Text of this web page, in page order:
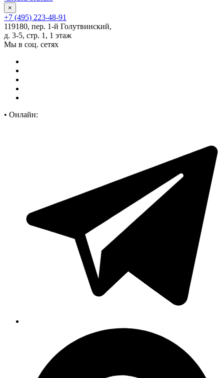
×
+7 (495) 223-48-91
119180, пер. 1-й Голутвинский,
д. 3-5, стр. 1, 1 этаж
Мы в соц. сетях
• Онлайн: